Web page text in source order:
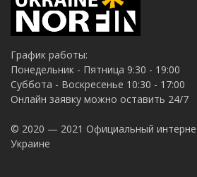
График работы:
Понедельник - Пятница 9:30 - 19:00
Суббота - Воскресенье 10:30 - 17:00
Онлайн заявку можно оставить 24/7
© 2020 — 2021 Официальный
Украине